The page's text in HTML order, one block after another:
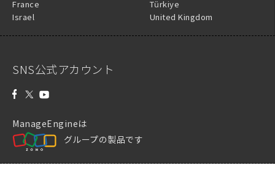
France
Israel
Türkiye
United Kingdom
SNS公式アカウント
ManageEngineは
グループの製品です